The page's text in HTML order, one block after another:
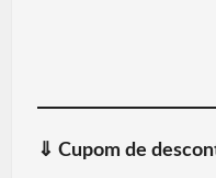
⇓ Cupom de